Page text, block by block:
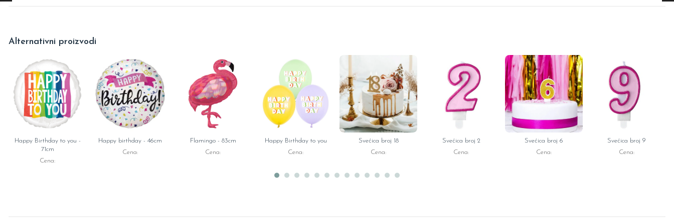
Alternativni proizvodi
Happy Birthday to you -
71cm
Cena:
Happy birthday - 46cm
Cena:
Flamingo - 83cm
Cena:
Happy Birthday to you
Cena:
Svećica broj 18
Cena:
Svećica broj 2
Cena:
Svećica broj 6
Cena:
Svećica broj 9
Cena: